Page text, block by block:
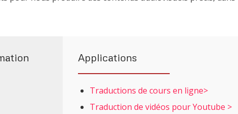
Applications
Traductions de cours en ligne>
Traduction de vidéos pour Youtube >